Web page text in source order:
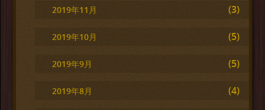
2019年11月 (3)
2019年10月 (5)
2019年9月 (5)
2019年8月 (4)